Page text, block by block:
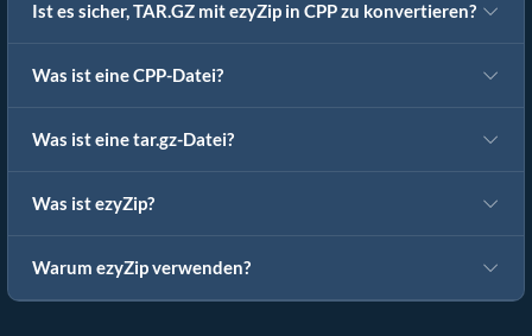
Ist es sicher, TAR.GZ mit ezyZip in CPP zu konvertieren?
Was ist eine CPP-Datei?
Was ist eine tar.gz-Datei?
Was ist ezyZip?
Warum ezyZip verwenden?